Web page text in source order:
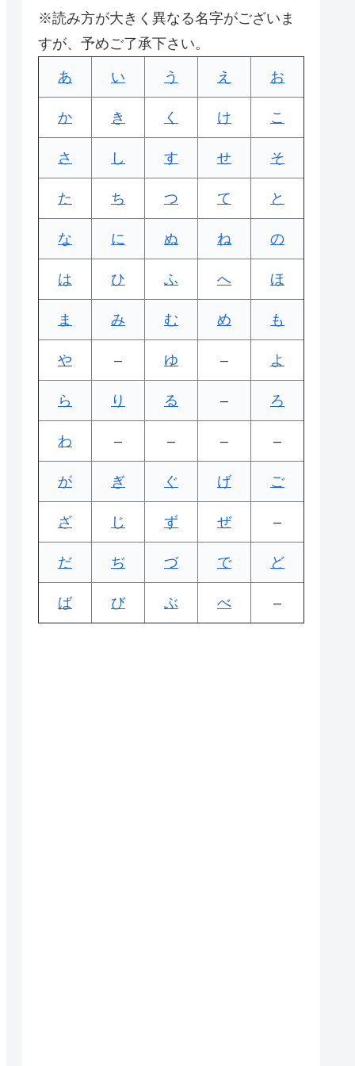
※読み方が大きく異なる名字がございま
すが、予めご了承下さい。
あ い う え お
か き く け こ
さ し す せ そ
た ち つ て と
な に ぬ ね の
は ひ ふ へ ほ
ま み む め も
や – ゆ – よ
ら り る – ろ
わ – – – –
が ぎ ぐ げ ご
ざ じ ず ぜ –
だ ぢ づ で ど
ば び ぶ べ –